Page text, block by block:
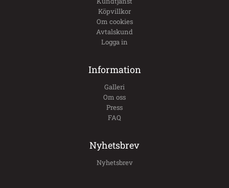
Köpvillkor
Om cookies
Avtalskund
Logga in
Information
Galleri
Om oss
Press
FAQ
Nyhetsbrev
Nyhetsbrev